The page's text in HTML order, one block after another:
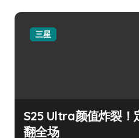
三星
S25 Ultra颜值炸裂！
翻全场